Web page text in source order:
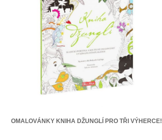
OMALOVÁNKY KNIHA DŽUNGLÍ PRO TŘI VÝHERCE!